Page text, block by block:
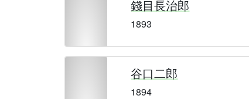
錢目長治郎
1893
谷口二郎
1894